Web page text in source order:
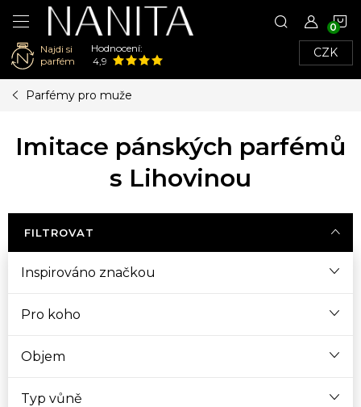
Najdi si
parfém
Hodnocení:
4,9
CZK
Parfémy pro muže
Imitace pánských parfémů
s Lihovinou
FILTROVAT
Inspirováno značkou
Pro koho
Objem
Typ vůně